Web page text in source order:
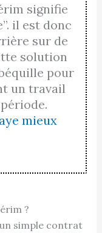
signifie
il est donc
sur de
solution
pour
un travail
mieux
?
simple contrat